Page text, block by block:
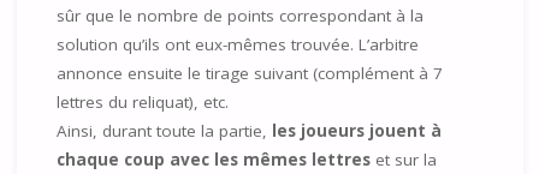
sûr que le nombre de points correspondant à la
solution qu’ils ont eux-mêmes trouvée. L’arbitre
annonce ensuite le tirage suivant (complément à 7
lettres du reliquat), etc.
Ainsi, durant toute la partie, les joueurs jouent à
chaque coup avec les mêmes lettres et sur la